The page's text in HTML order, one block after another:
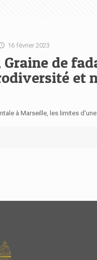
16 février 2023
de
et
à Marseille, les limites